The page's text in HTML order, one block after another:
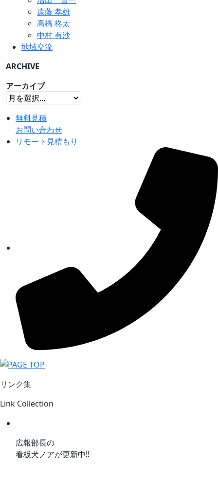
遠藤 孝雄
高橋 柊太
中村 有沙
地域交流
ARCHIVE
アーカイブ
無料見積
お問い合わせ
リモート見積もり
リンク集
Link Collection
広報部長の
看板犬ノアが更新中!!